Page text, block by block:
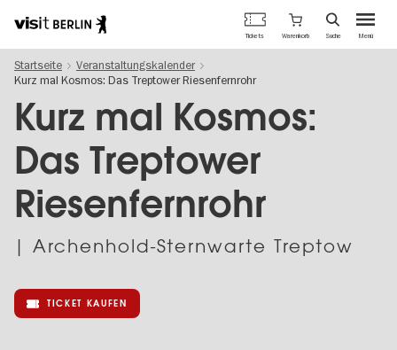
zum
Inhalt
Berlins
offizielles
Tourismusportal
Menü
Tickets Warenkorb Suche
Startseite
Veranstaltungskalender
Kurz mal Kosmos: Das Treptower Riesenfernrohr
Kurz mal Kosmos:
Das Treptower
Riesenfernrohr
| Archenhold-Sternwarte Treptow
TICKET KAUFEN